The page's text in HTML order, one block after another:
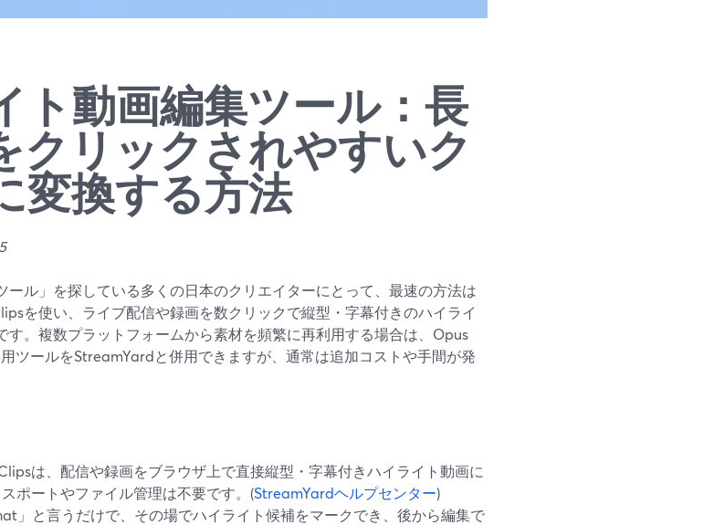
ト動画編集ツール：長
クリックされやすいク
変換する方法
ール」を探している多くの日本のクリエイターにとって、最速の方法は
を使い、ライブ配信や録画を数クリックで縦型・字幕付きのハイライ
す。複数プラットフォームから素材を頻繁に再利用する場合は、Opus
ツールをStreamYardと併用できますが、通常は追加コストや手間が発
は、配信や録画をブラウザ上で直接縦型・字幕付きハイライト動画に
ポートやファイル管理は不要です。(StreamYardヘルプセンター)
」と言うだけで、その場でハイライト候補をマークでき、後から編集で